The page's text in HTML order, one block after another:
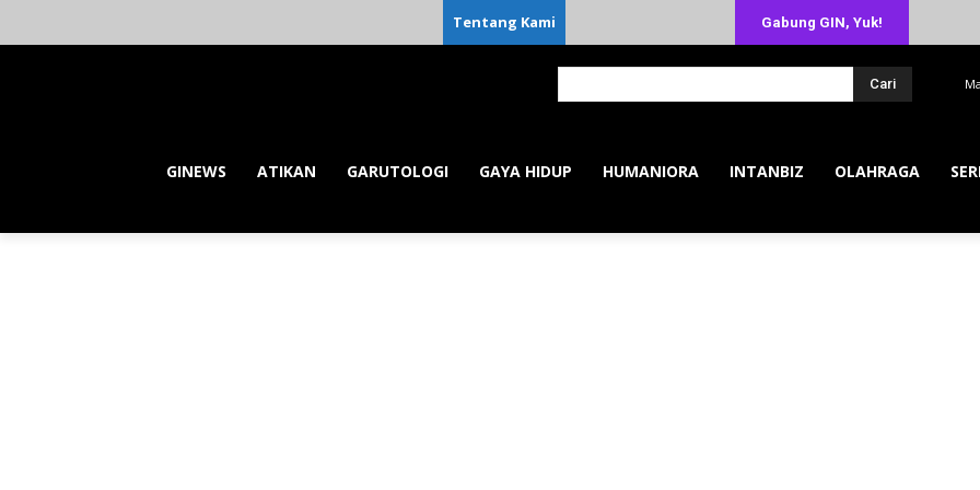
Tentang Kami Gabung GIN, Yuk!
Cari
GINEWS ATIKAN GARUTOLOGI GAYA HIDUP HUMANIORA INTANBIZ OLAHRAGA